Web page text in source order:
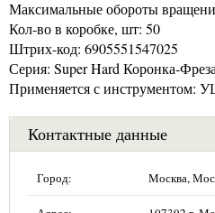
Максимальные обороты
Кол-во в коробке, шт: 50
Штрих-код: 6905551547025
Серия: Super Hard Коронка-
Применяется с инструментом:
Контактные данные
Город: Москва,